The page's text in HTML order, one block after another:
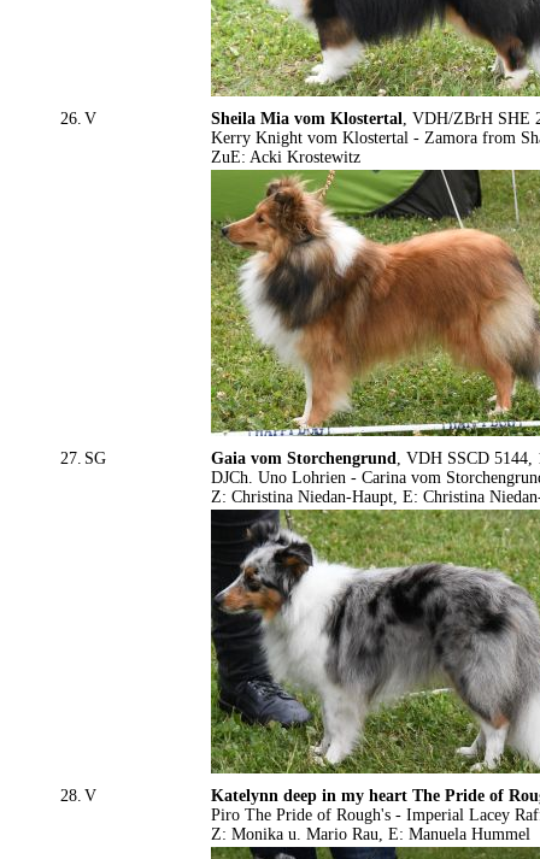
26. V Sheila Mia vom Klostertal, VDH/ZBrH SHE
Kerry Knight vom Klostertal - Zamora from
ZuE: Acki Krostewitz
27. SG Gaia vom Storchengrund, VDH SSCD 5144,
DJCh. Uno Lohrien - Carina vom
Z: Christina Niedan-Haupt, E: Christina
28. V
Katelynn deep in my heart The Pride of
Piro The Pride of Rough's - Imperial Lacey
Z: Monika u. Mario Rau, E: Manuela Hummel